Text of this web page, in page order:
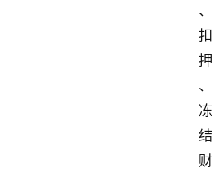
、
扣
押
、
冻
结
财